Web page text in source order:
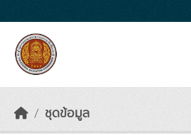
ชุดข้อมูล